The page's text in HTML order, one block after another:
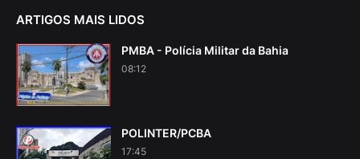
ARTIGOS MAIS LIDOS
PMBA - Polícia Militar da Bahia
08:12
POLINTER/PCBA
17:45